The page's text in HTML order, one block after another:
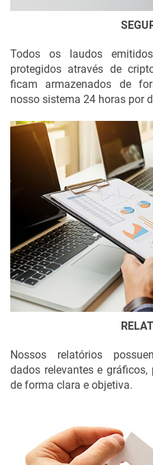
Todos os laudos
protegidos através de
ficam armazenados de
nosso sistema 24 horas por
Nossos relatórios
dados relevantes e
de forma clara e objetiva.